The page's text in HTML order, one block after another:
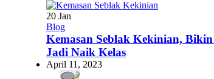
20 Jan
Blog
Kemasan Seblak Kekinian,
Jadi Naik Kelas
April 11, 2023